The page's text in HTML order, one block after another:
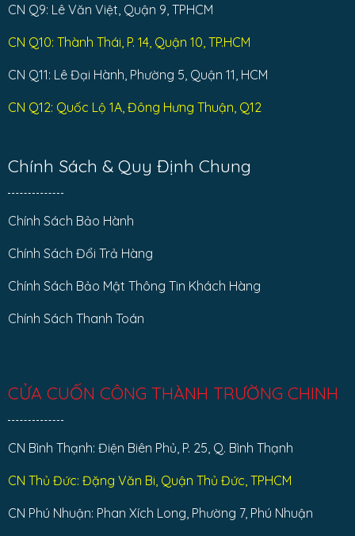
CN Q9: Lê Văn Việt, Quận 9, TPHCM
CN Q10: Thành Thái, P. 14, Quận 10, TP.HCM
CN Q11: Lê Đại Hành, Phường 5, Quận 11, HCM
CN Q12: Quốc Lộ 1A, Đông Hưng Thuận, Q12
Chính Sách & Quy Định Chung
Chính Sách Bảo Hành
Chính Sách Đổi Trả Hàng
Chính Sách Bảo Mật Thông Tin Khách Hàng
Chính Sách Thanh Toán
CỬA CUỐN CÔNG THÀNH TRƯỜNG CHINH
CN Bình Thạnh: Điện Biên Phủ, P. 25, Q. Bình Thạnh
CN Thủ Đức: Đặng Văn Bi, Quận Thủ Đức, TPHCM
CN Phú Nhuận: Phan Xích Long, Phường 7, Phú Nhuận